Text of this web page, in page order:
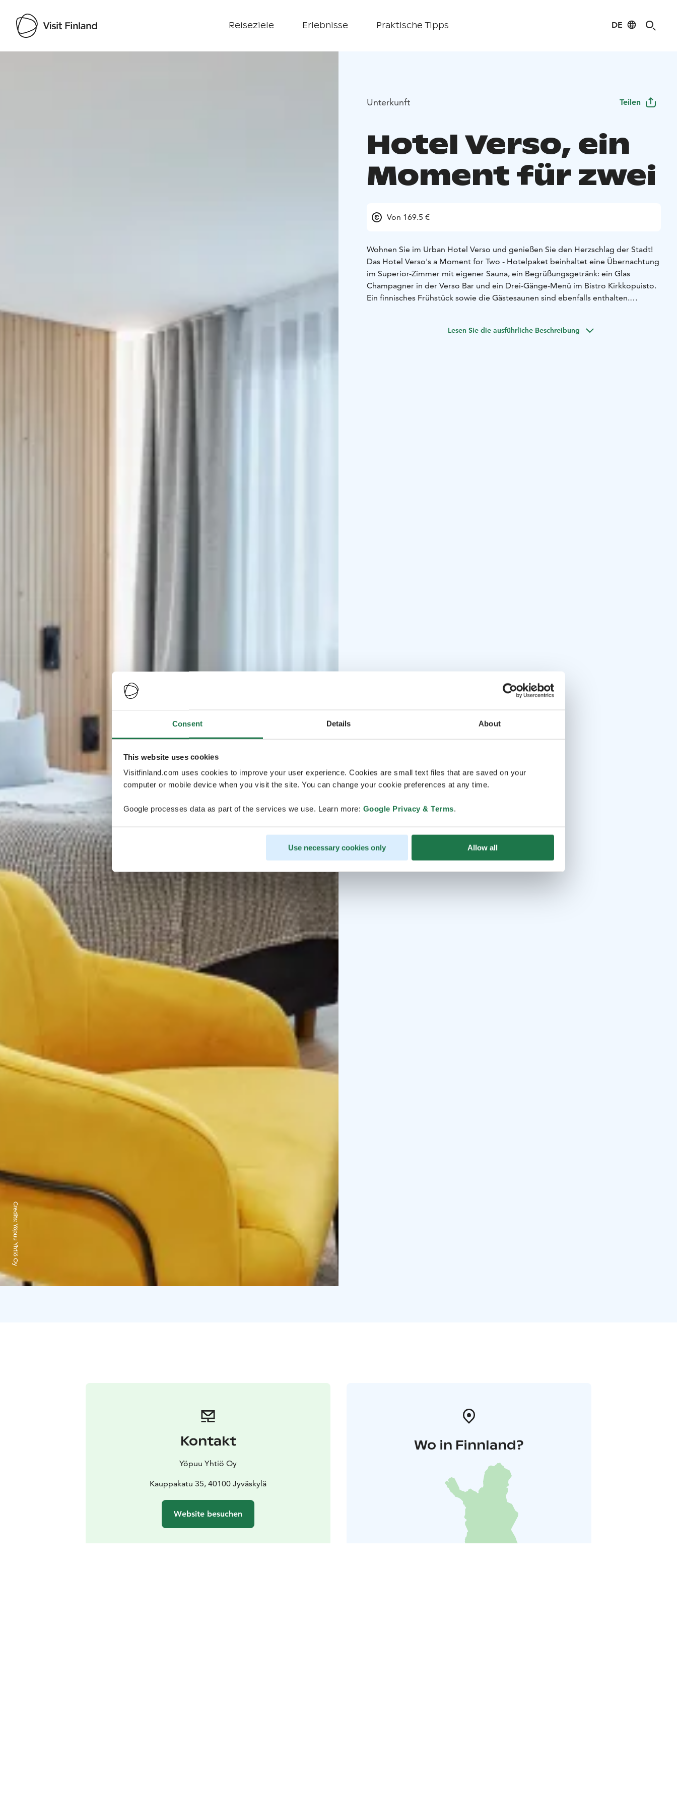
Consent Details About
This website uses cookies
Visitfinland.com uses cookies to improve your user experience. Cookies are small text files that are saved on your
computer or mobile device when you visit the site. You can change your cookie preferences at any time.
Google processes data as part of the services we use. Learn more: Google Privacy & Terms.
Use necessary cookies only Allow all
Reiseziele Erlebnisse Praktische Tipps DE
Credits:
Yöpuu Yhtiö Oy
Unterkunft Teilen
Hotel Verso, ein
Moment für zwei
Von 169.5 €
Wohnen Sie im Urban Hotel Verso und genießen Sie den Herzschlag der Stadt!
Das Hotel Verso's a Moment for Two - Hotelpaket beinhaltet eine Übernachtung
im Superior-Zimmer mit eigener Sauna, ein Begrüßungsgetränk: ein Glas
Champagner in der Verso Bar und ein Drei-Gänge-Menü im Bistro Kirkkopuisto.
Ein finnisches Frühstück sowie die Gästesaunen sind ebenfalls enthalten.
Lesen Sie die ausführliche Beschreibung
Kontakt
Yöpuu Yhtiö Oy
Kauppakatu 35, 40100 Jyväskylä
Website besuchen
Wo in Finnland?